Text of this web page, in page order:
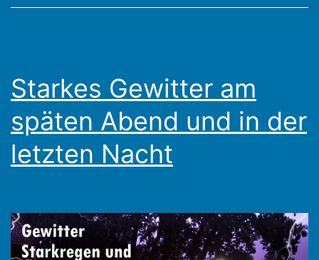
Starkes Gewitter am
späten Abend und in der
letzten Nacht